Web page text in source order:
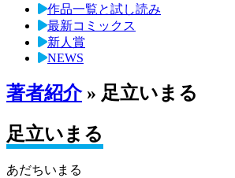
作品一覧と試し読み
最新コミックス
新人賞
NEWS
著者紹介» 足立いまる
足立いまる
あだちいまる